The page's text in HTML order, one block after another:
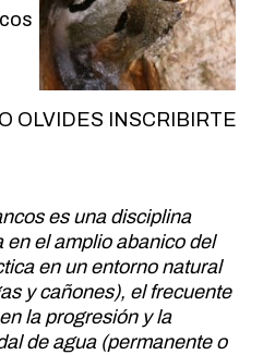
OLVIDES INSCRIBIRTE
es una disciplina
el amplio abanico del
en un entorno natural
y cañones), el frecuente
la progresión y la
de agua (permanente o